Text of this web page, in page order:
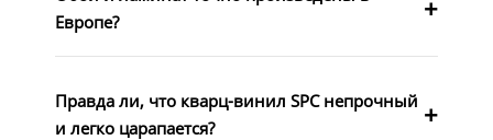
Европе?
Правда ли, что кварц-винил SPC непрочный
и легко царапается?